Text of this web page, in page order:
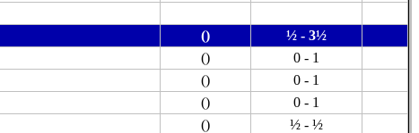
()
½ - 3½
()
0 - 1
()
0 - 1
()
0 - 1
() ½ - ½